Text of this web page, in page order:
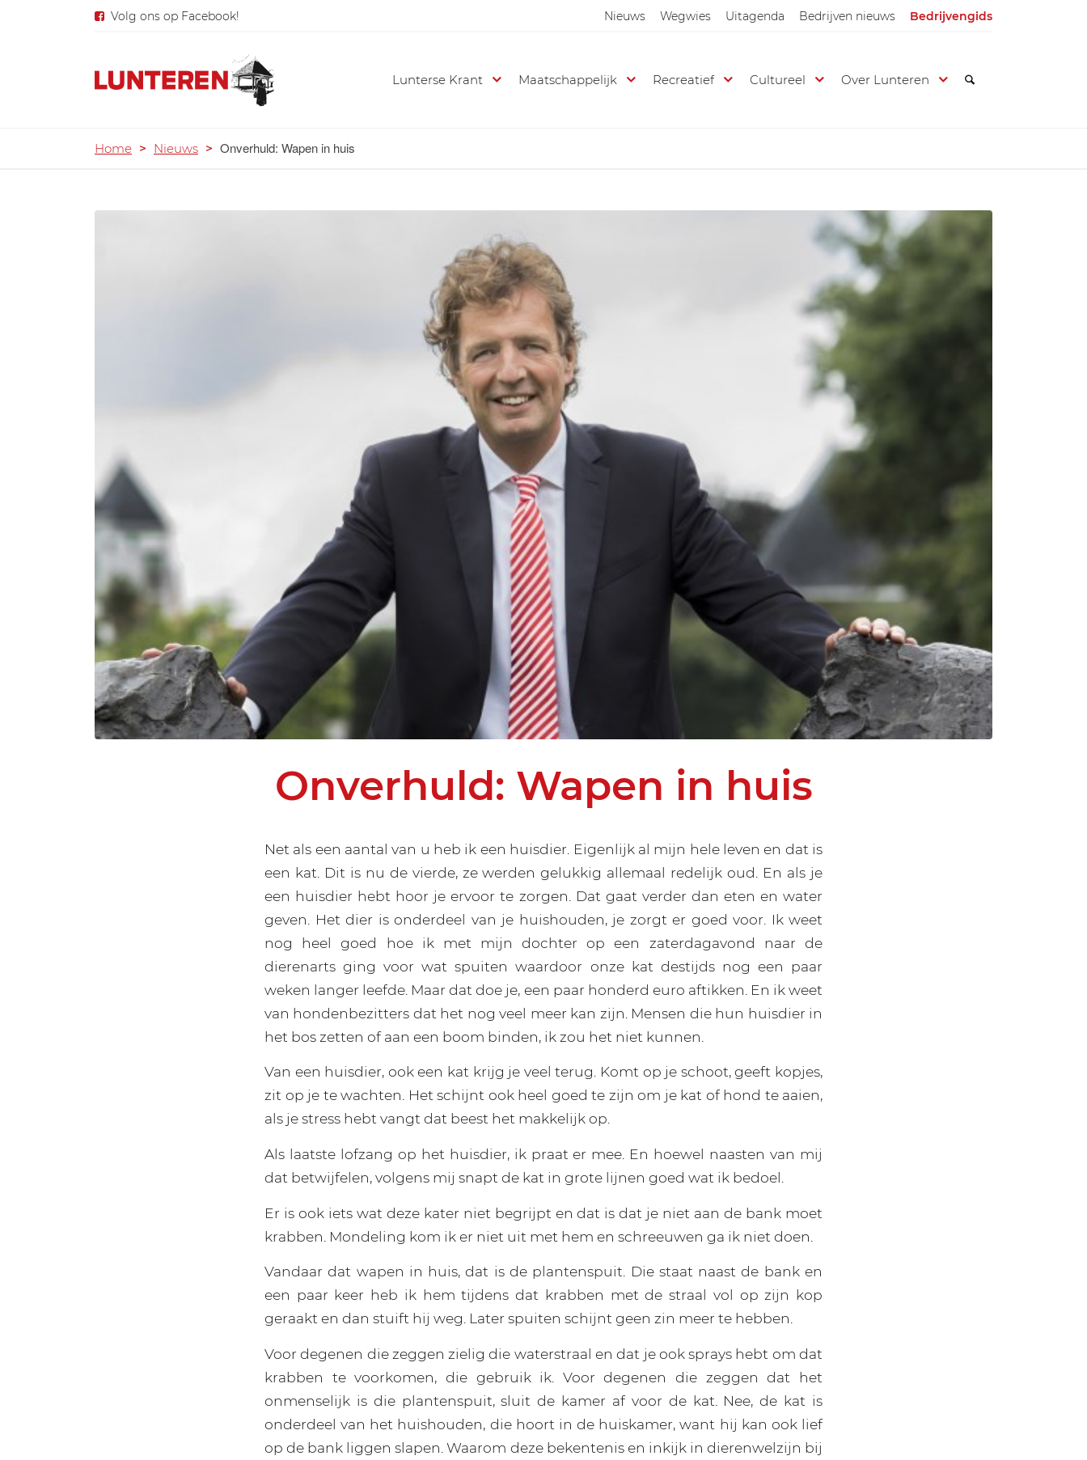
Nieuws Wegwies Uitagenda Bedrijven nieuws Bedrijvengids
Volg ons op Facebook!
Lunterse Krant Maatschappelijk Recreatief Cultureel Over Lunteren
Home > Nieuws > Onverhuld: Wapen in huis
Onverhuld: Wapen in huis
Net als een aantal van u heb ik een huisdier. Eigenlijk al mijn hele leven en dat is
een kat. Dit is nu de vierde, ze werden gelukkig allemaal redelijk oud. En als je
een huisdier hebt hoor je ervoor te zorgen. Dat gaat verder dan eten en water
geven. Het dier is onderdeel van je huishouden, je zorgt er goed voor. Ik weet
nog heel goed hoe ik met mijn dochter op een zaterdagavond naar de
dierenarts ging voor wat spuiten waardoor onze kat destijds nog een paar
weken langer leefde. Maar dat doe je, een paar honderd euro aftikken. En ik weet
van hondenbezitters dat het nog veel meer kan zijn. Mensen die hun huisdier in
het bos zetten of aan een boom binden, ik zou het niet kunnen.
Van een huisdier, ook een kat krijg je veel terug. Komt op je schoot, geeft kopjes,
zit op je te wachten. Het schijnt ook heel goed te zijn om je kat of hond te aaien,
als je stress hebt vangt dat beest het makkelijk op.
Als laatste lofzang op het huisdier, ik praat er mee. En hoewel naasten van mij
dat betwijfelen, volgens mij snapt de kat in grote lijnen goed wat ik bedoel.
Er is ook iets wat deze kater niet begrijpt en dat is dat je niet aan de bank moet
krabben. Mondeling kom ik er niet uit met hem en schreeuwen ga ik niet doen.
Vandaar dat wapen in huis, dat is de plantenspuit. Die staat naast de bank en
een paar keer heb ik hem tijdens dat krabben met de straal vol op zijn kop
geraakt en dan stuift hij weg. Later spuiten schijnt geen zin meer te hebben.
Voor degenen die zeggen zielig die waterstraal en dat je ook sprays hebt om dat
krabben te voorkomen, die gebruik ik. Voor degenen die zeggen dat het
onmenselijk is die plantenspuit, sluit de kamer af voor de kat. Nee, de kat is
onderdeel van het huishouden, die hoort in de huiskamer, want hij kan ook lief
op de bank liggen slapen. Waarom deze bekentenis en inkijk in dierenwelzijn bij